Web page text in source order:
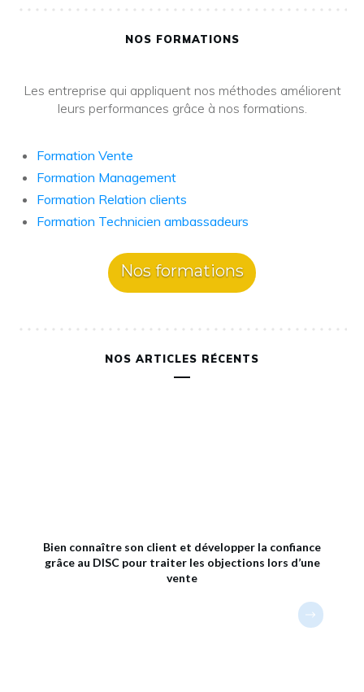
NOS FORMATIONS
Les entreprise qui appliquent nos méthodes améliorent
leurs performances grâce à nos formations.
Formation Vente
Formation Management
Formation Relation clients
Formation Technicien ambassadeurs
Nos formations
NOS ARTICLES RÉCENTS
Bien connaître son client et développer la confiance
grâce au DISC pour traiter les objections lors d’une
vente